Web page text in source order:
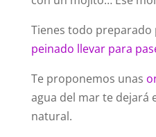
Tienes todo preparado
peinado llevar para
Te proponemos unas
agua del mar te dejará
natural.